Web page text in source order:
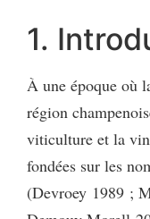
1.
À une époque où
région
viticulture et la
fondées sur les
(Devroey 1989 ;